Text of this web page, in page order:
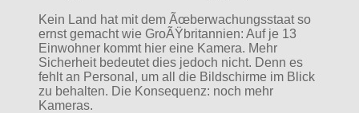
Kein Land hat mit dem Ãœberwachungsstaat so
ernst gemacht wie GroÃŸbritannien: Auf je 13
Einwohner kommt hier eine Kamera. Mehr
Sicherheit bedeutet dies jedoch nicht. Denn es
fehlt an Personal, um all die Bildschirme im Blick
zu behalten. Die Konsequenz: noch mehr
Kameras.